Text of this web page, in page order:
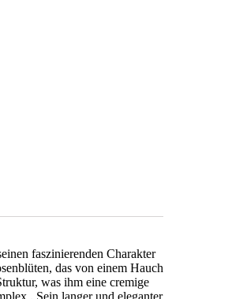
faszinierenden Charakter
das von einem Hauch
was ihm eine cremige
. Sein langer und eleganter